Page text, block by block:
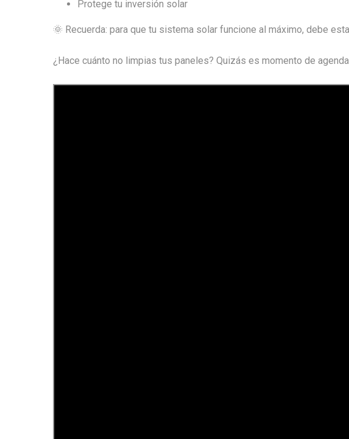
Protege tu inversión solar
🌞 Recuerda: para que tu sistema solar funcione al máximo, debe
¿Hace cuánto no limpias tus paneles? Quizás es momento de